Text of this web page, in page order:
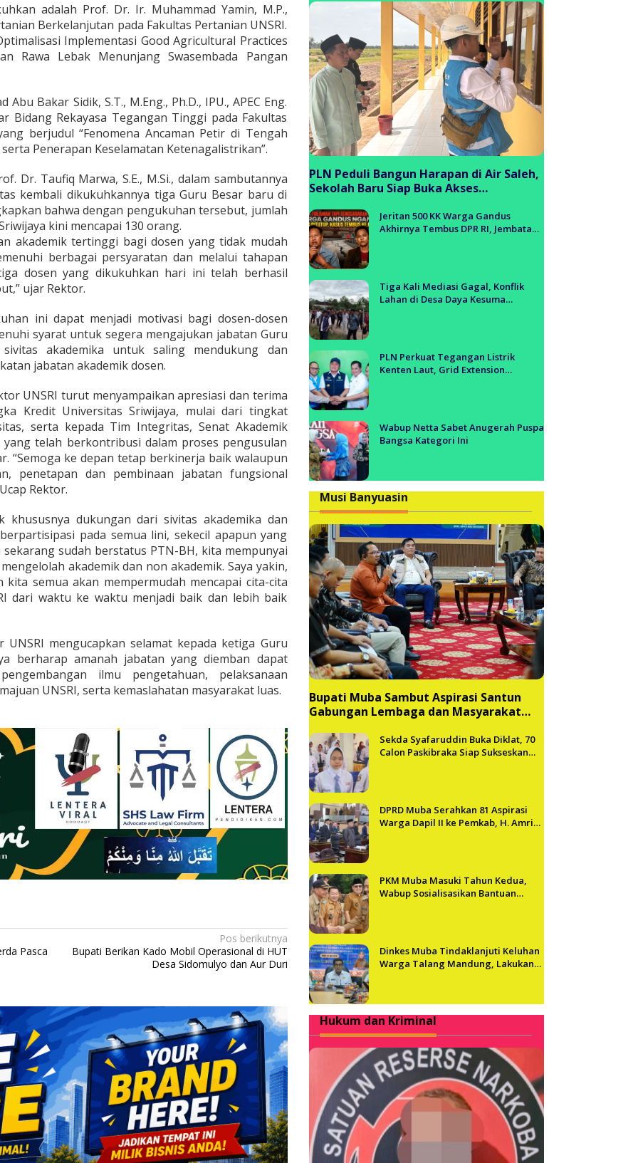
adalah Prof. Dr. Ir. Muhammad Yamin, M.P.,
Berkelanjutan pada Fakultas Pertanian UNSRI.
Implementasi Good Agricultural Practices
Rawa Lebak Menunjang Swasembada Pangan
Bakar Sidik, S.T., M.Eng., Ph.D., IPU., APEC Eng.
Bidang Rekayasa Tegangan Tinggi pada Fakultas
berjudul “Fenomena Ancaman Petir di Tengah
Penerapan Keselamatan Ketenagalistrikan”.
Dr. Taufiq Marwa, S.E., M.Si., dalam sambutannya
kembali dikukuhkannya tiga Guru Besar baru di
bahwa dengan pengukuhan tersebut, jumlah
kini mencapai 130 orang.
akademik tertinggi bagi dosen yang tidak mudah
berbagai persyaratan dan melalui tahapan
dosen yang dikukuhkan hari ini telah berhasil
ujar Rektor.
ini dapat menjadi motivasi bagi dosen-dosen
syarat untuk segera mengajukan jabatan Guru
akademika untuk saling mendukung dan
jabatan akademik dosen.
UNSRI turut menyampaikan apresiasi dan terima
Kredit Universitas Sriwijaya, mulai dari tingkat
serta kepada Tim Integritas, Senat Akademik
telah berkontribusi dalam proses pengusulan
“Semoga ke depan tetap berkinerja baik walaupun
penetapan dan pembinaan jabatan fungsional
Rektor.
khususnya dukungan dari sivitas akademika dan
pada semua lini, sekecil apapun yang
sudah berstatus PTN-BH, kita mempunyai
akademik dan non akademik. Saya yakin,
kita semua akan mempermudah mencapai cita-cita
dari waktu ke waktu menjadi baik dan lebih baik
mengucapkan selamat kepada ketiga Guru
berharap amanah jabatan yang diemban dapat
ilmu pengetahuan, pelaksanaan
UNSRI, serta kemaslahatan masyarakat luas.
Pasca
Pos berikutnya
Bupati Berikan Kado Mobil Operasional di HUT
Desa Sidomulyo dan Aur Duri
PLN Peduli Bangun Harapan di Air Saleh,
Sekolah Baru Siap Buka Akses
Banyuasin
Jeritan 500 KK Warga Gandus
Akhirnya Tembus DPR RI, Jembatan
Tiga Kali Mediasi Gagal, Konflik
Lahan di Desa Daya Kesuma
PLN Perkuat Tegangan Listrik
Kenten Laut, Grid Extension
Wabup Netta Sabet Anugerah Puspa
Bangsa Kategori Ini
Musi Banyuasin
Bupati Muba Sambut Aspirasi Santun
Gabungan Lembaga dan Masyarakat
Sekda Syafaruddin Buka Diklat, 70
Calon Paskibraka Siap Sukseskan
DPRD Muba Serahkan 81 Aspirasi
Warga Dapil II ke Pemkab, H. Amri
PKM Muba Masuki Tahun Kedua,
Wabup Sosialisasikan Bantuan
Dinkes Muba Tindaklanjuti Keluhan
Warga Talang Mandung, Lakukan
Hukum dan Kriminal